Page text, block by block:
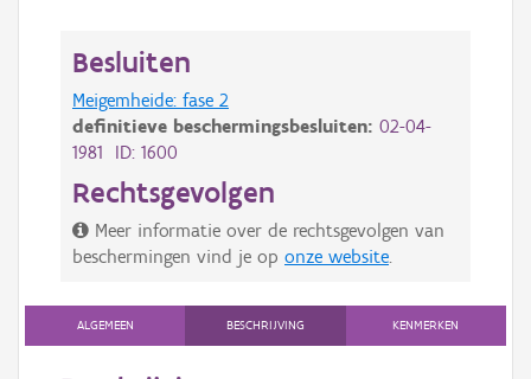
Besluiten
Meigemheide: fase 2
definitieve beschermingsbesluiten: 02-04-
1981 ID: 1600
Rechtsgevolgen
Meer informatie over de rechtsgevolgen van
beschermingen vind je op onze website
ALGEMEEN BESCHRIJVING KENMERKEN